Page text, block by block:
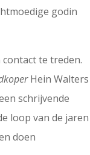
godin
te treden.
Hein Walters
schrijvende
loop van de jaren
doen